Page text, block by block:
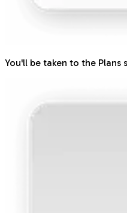
You'll be taken to the Plans